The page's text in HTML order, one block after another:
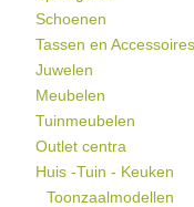
Schoenen
Tassen en Accessoires
Juwelen
Meubelen
Tuinmeubelen
Outlet centra
Huis -Tuin - Keuken
Toonzaalmodellen